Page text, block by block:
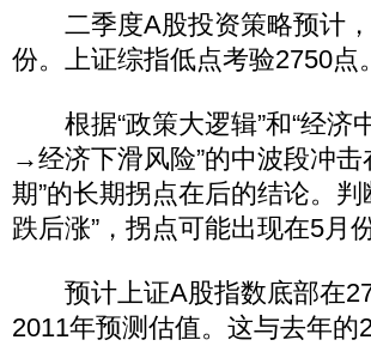
二季度A股投资策略预计，
份。上证综指低点考验2750点。
根据“政策大逻辑”和“经济
→经济下滑风险”的中波段冲
期”的长期拐点在后的结论。
跌后涨”，拐点可能出现在5月份
预计上证A股指数底部在
2011年预测估值。这与去年